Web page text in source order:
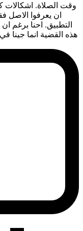
وقت الصلاة. اشكالات
ان يعرفوا
التطبيق. احنا برغم
هذه القضية انما جينا